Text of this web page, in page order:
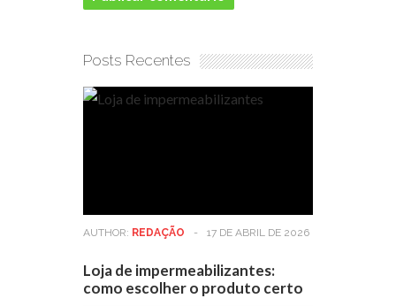
Posts Recentes
AUTHOR: REDAÇÃO - 17 DE ABRIL DE 2026
Loja de impermeabilizantes:
como escolher o produto certo